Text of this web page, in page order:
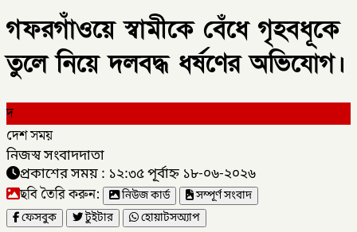
গফরগাঁওয়ে স্বামীকে বেঁধে গৃহবধূকে
তুলে নিয়ে দলবদ্ধ ধর্ষণের অভিযোগ।
দ
দেশ সময়
নিজস্ব সংবাদদাতা
প্রকাশের সময় : ১২:৩৫ পূর্বাহ্ন ১৮-০৬-২০২৬
ছবি তৈরি করুন: নিউজ কার্ড
সম্পূর্ণ সংবাদ
ফেসবুক
টুইটার হোয়াটসঅ্যাপ